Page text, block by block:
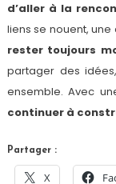
d’aller à la
liens se nouent,
rester toujours
partager des
ensemble. Avec
continuer à
Partager :
X